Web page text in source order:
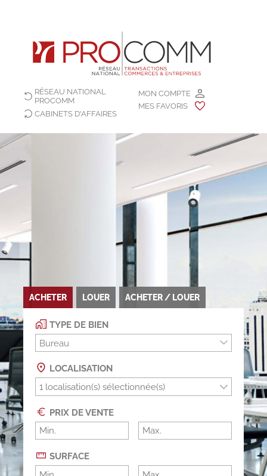
MON COMPTE
MES FAVORIS
RÉSEAU NATIONAL
PROCOMM
CABINETS D'AFFAIRES
ACHETER LOUER ACHETER / LOUER
TYPE DE BIEN
Bureau
LOCALISATION
PRIX DE VENTE
SURFACE